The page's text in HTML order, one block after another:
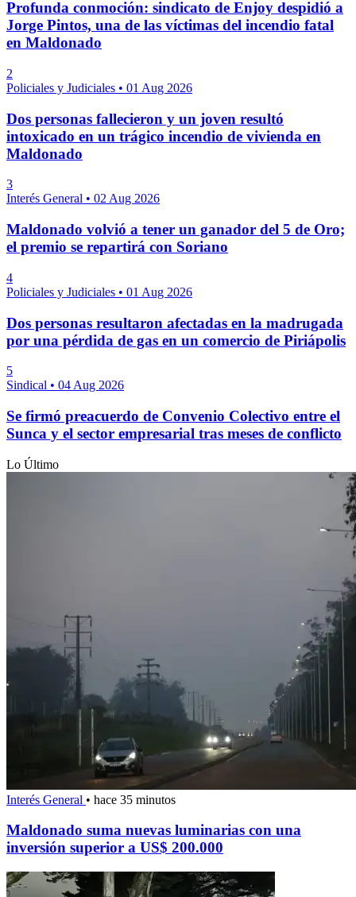
Profunda conmoción: sindicato de Enjoy despidió a
Jorge Pintos, una de las víctimas del incendio fatal
en Maldonado
2
Policiales y Judiciales • 01 Aug 2026
Dos personas fallecieron y un joven resultó
intoxicado en un trágico incendio de vivienda en
Maldonado
3
Interés General • 02 Aug 2026
Maldonado volvió a tener un ganador del 5 de Oro;
el premio se repartirá con Soriano
4
Policiales y Judiciales • 01 Aug 2026
Dos personas resultaron afectadas en la madrugada
por una pérdida de gas en un comercio de Piriápolis
5
Sindical • 04 Aug 2026
Se firmó preacuerdo de Convenio Colectivo entre el
Sunca y el sector empresarial tras meses de conflicto
Lo Último
Interés General • hace 35 minutos
Maldonado suma nuevas luminarias con una
inversión superior a US$ 200.000